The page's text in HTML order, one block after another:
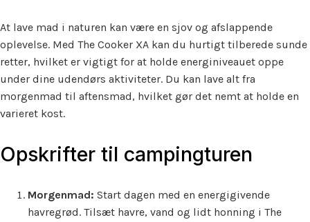
At lave mad i naturen kan være en sjov og afslappende
oplevelse. Med The Cooker XA kan du hurtigt tilberede sunde
retter, hvilket er vigtigt for at holde energiniveauet oppe
under dine udendørs aktiviteter. Du kan lave alt fra
morgenmad til aftensmad, hvilket gør det nemt at holde en
varieret kost.
Opskrifter til campingturen
Morgenmad: Start dagen med en energigivende
havregrød. Tilsæt havre, vand og lidt honning i The